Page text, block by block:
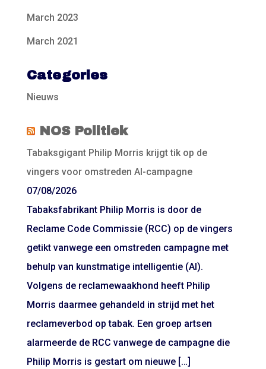
March 2023
March 2021
Categories
Nieuws
NOS Politiek
Tabaksgigant Philip Morris krijgt tik op de
vingers voor omstreden AI-campagne
07/08/2026
Tabaksfabrikant Philip Morris is door de
Reclame Code Commissie (RCC) op de vingers
getikt vanwege een omstreden campagne met
behulp van kunstmatige intelligentie (AI).
Volgens de reclamewaakhond heeft Philip
Morris daarmee gehandeld in strijd met het
reclameverbod op tabak. Een groep artsen
alarmeerde de RCC vanwege de campagne die
Philip Morris is gestart om nieuwe […]